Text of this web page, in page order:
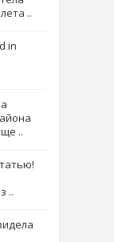
..
in
..
..